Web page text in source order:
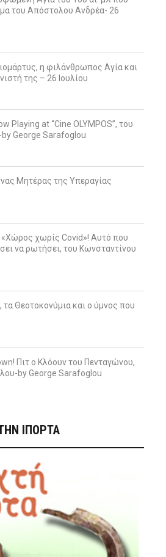
του Απόστολου Ανδρέα- 26
η φιλάνθρωπος Αγία και
της – 26 Ιουλίου
Playing at “Cine OLYMPOS”, του
George Sarafoglou
Μητέρας της Υπεραγίας
χωρίς Covid»! Αυτό που
να ρωτήσει, του Κωνσταντίνου
Θεοτοκονύμια και ο ύμνος που
Πιτ ο Κλόουν του Πενταγώνου,
by George Sarafoglou
IΠΟΡΤΑ